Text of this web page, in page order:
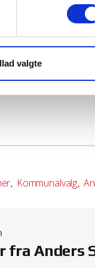
opsamlede viden
så vi kan
http://
valgte
kan vi
sygeplejersker,
det muligt at bygge
men blind
Kommunalvalg
fra Anders